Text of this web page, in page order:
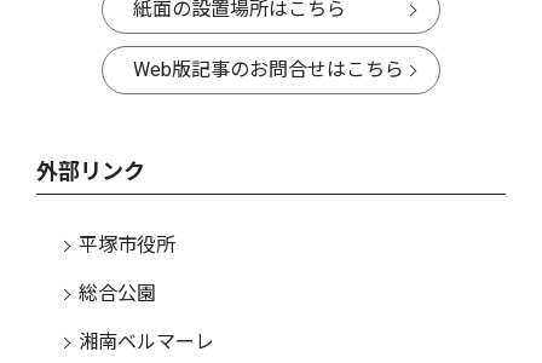
紙面の設置場所はこちら
Web版記事のお問合せはこちら
外部リンク
平塚市役所
総合公園
湘南ベルマーレ